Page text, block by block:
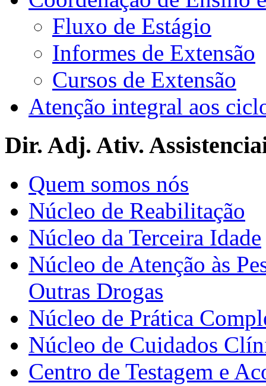
Fluxo de Estágio
Informes de Extensão
Cursos de Extensão
Atenção integral aos
Dir. Adj. Ativ.
Quem somos nós
Núcleo de Reabilitação
Núcleo da Terceira Idade
Núcleo de Atenção às
Outras Drogas
Núcleo de Prática
Núcleo de Cuidados
Centro de Testagem e